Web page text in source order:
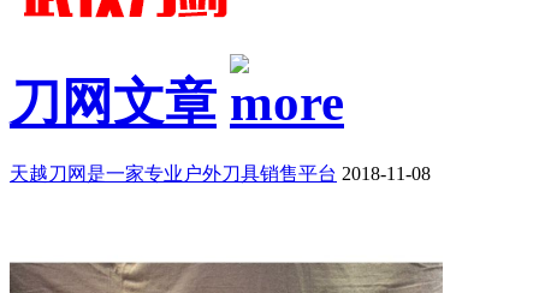
刀网文章
天越刀网是一家专业户外刀具销售平台 2018-11-08